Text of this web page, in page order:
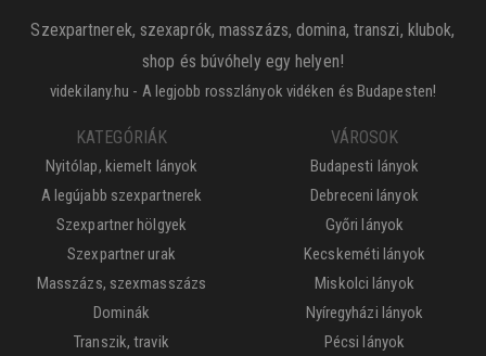
Szexpartnerek, szexaprók, masszázs, domina, transzi, klubok,
shop és búvóhely egy helyen!
videkilany.hu - A legjobb rosszlányok vidéken és Budapesten!
KATEGÓRIÁK
Nyitólap, kiemelt lányok
A legújabb szexpartnerek
Szexpartner hölgyek
Szexpartner urak
Masszázs, szexmasszázs
Dominák
Transzik, travik
VÁROSOK
Budapesti lányok
Debreceni lányok
Győri lányok
Kecskeméti lányok
Miskolci lányok
Nyíregyházi lányok
Pécsi lányok